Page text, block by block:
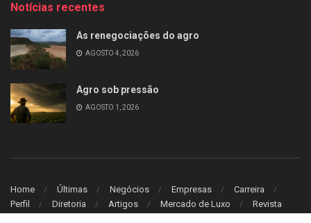
Notícias recentes
As renegociações do agro
AGOSTO 4, 2026
Agro sob pressão
AGOSTO 1, 2026
Home Últimas Negócios Empresas
Carreira
Perfil
Diretoria Artigos Mercado de Luxo Revista